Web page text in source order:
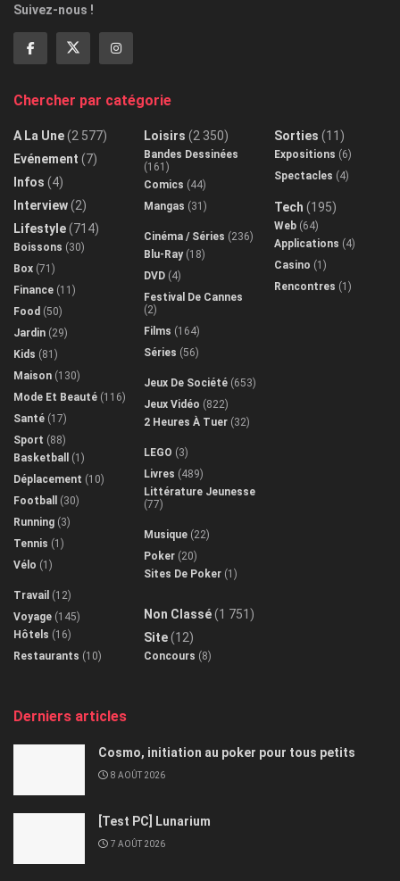
Suivez-nous !
Chercher par catégorie
A La Une(2 577)
Evénement (7)
Infos (4)
Interview(2)
Lifestyle(714)
Boissons (30)
Box (71)
Finance (11)
Food (50)
Jardin (29)
Kids (81)
Maison (130)
Mode Et Beauté (116)
Santé (17)
Sport (88)
Basketball
(1)
Déplacement (10)
Football
(30)
Running (3)
Tennis (1)
Vélo (1)
Travail (12)
Voyage (145)
Hôtels (16)
Restaurants (10)
Loisirs (2 350)
Bandes Dessinées
(161)
Comics (44)
Mangas (31)
Cinéma / Séries (236)
Blu-Ray(18)
DVD (4)
Festival De Cannes
(2)
Films (164)
Séries (56)
Jeux De Société (653)
Jeux Vidéo (822)
2 Heures À Tuer (32)
LEGO (3)
Livres (489)
Littérature Jeunesse
(77)
Musique (22)
Poker (20)
Sites De Poker (1)
Non Classé(1 751)
Site(12)
Concours (8)
Sorties (11)
Expositions (6)
Spectacles (4)
Tech (195)
Web (64)
Applications (4)
Casino (1)
Rencontres (1)
Derniers articles
Cosmo, initiation au poker pour tous petits
8 AOÛT 2026
[Test PC] Lunarium
7 AOÛT 2026